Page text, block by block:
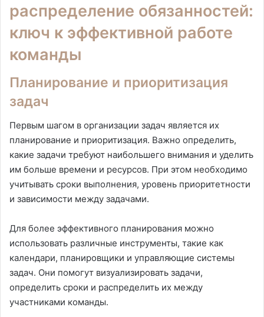
распределение обязанностей:
ключ к эффективной работе
команды
Планирование и приоритизация
задач
Первым шагом в организации задач является их
планирование и приоритизация. Важно определить,
какие задачи требуют наибольшего внимания и уделить
им больше времени и ресурсов. При этом необходимо
учитывать сроки выполнения, уровень приоритетности
и зависимости между задачами.
Для более эффективного планирования можно
использовать различные инструменты, такие как
календари, планировщики и управляющие системы
задач. Они помогут визуализировать задачи,
определить сроки и распределить их между
участниками команды.